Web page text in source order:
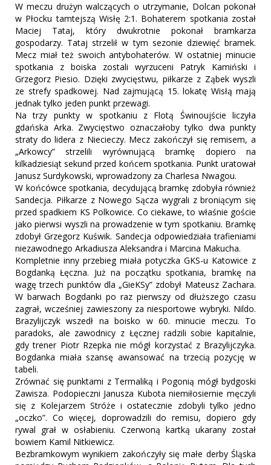
W meczu drużyn walczących o utrzymanie, Dolcan pokonał
w Płocku tamtejszą Wisłę 2:1. Bohaterem spotkania został
Maciej Tataj, który dwukrotnie pokonał bramkarza
gospodarzy. Tataj strzelił w tym sezonie dziewięć bramek.
Mecz miał też swoich antybohaterów. W ostatniej minucie
spotkania z boiska zostali wyrzuceni Patryk Kamiński i
Grzegorz Piesio. Dzięki zwycięstwu, piłkarze z Ząbek wyszli
ze strefy spadkowej. Nad zajmującą 15. lokatę Wisłą mają
jednak tylko jeden punkt przewagi.
Na trzy punkty w spotkaniu z Flotą Świnoujście liczyła
gdańska Arka. Zwycięstwo oznaczałoby tylko dwa punkty
straty do lidera z Niecieczy. Mecz zakończył się remisem, a
„Arkowcy” strzelili wyrównującą bramkę dopiero na
kilkadziesiąt sekund przed końcem spotkania. Punkt uratował
Janusz Surdykowski, wprowadzony za Charlesa Nwagou.
W końcówce spotkania, decydującą bramkę zdobyła również
Sandecja. Piłkarze z Nowego Sącza wygrali z broniącym się
przed spadkiem KS Polkowice. Co ciekawe, to właśnie goście
jako pierwsi wyszli na prowadzenie w tym spotkaniu. Bramkę
zdobył Grzegorz Kuświk. Sandecja odpowiedziała trafieniami
niezawodnego Arkadiusza Aleksandra i Marcina Makucha.
Kompletnie inny przebieg miała potyczka GKS-u Katowice z
Bogdanką Łęczna. Już na początku spotkania, bramkę na
wagę trzech punktów dla „GieKSy” zdobył Mateusz Zachara.
W barwach Bogdanki po raz pierwszy od dłuższego czasu
zagrał, wcześniej zawieszony za niesportowe wybryki. Nildo.
Brazylijczyk wszedł na boisko w 60. minucie meczu. To
paradoks, ale zawodnicy z Łęcznej radzili sobie kapitalnie,
gdy trener Piotr Rzepka nie mógł korzystać z Brazylijczyka.
Bogdanka miała szansę awansować na trzecią pozycję w
tabeli.
Zrównać się punktami z Termaliką i Pogonią mógł bydgoski
Zawisza. Podopieczni Janusza Kubota niemiłosiernie męczyli
się z Kolejarzem Stróże i ostatecznie zdobyli tylko jedno
„oczko”. Co więcej, doprowadzili do remisu, dopiero gdy
rywal grał w osłabieniu. Czerwoną kartką ukarany został
bowiem Kamil Nitkiewicz.
Bezbramkowym wynikiem zakończyły się małe derby Śląska